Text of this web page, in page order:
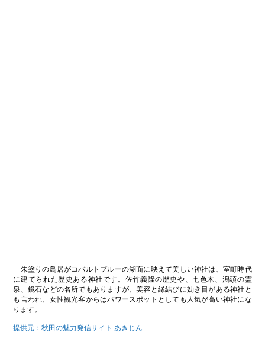
朱塗りの鳥居がコバルトブルーの湖面に映えて美しい神社は、室町時代
に建てられた歴史ある神社です。佐竹義隆の歴史や、七色木、潟頭の霊
泉、鏡石などの名所でもありますが、美容と縁結びに効き目がある神社と
も言われ、女性観光客からはパワースポットとしても人気が高い神社にな
ります。
提供元：秋田の魅力発信サイト あきじん